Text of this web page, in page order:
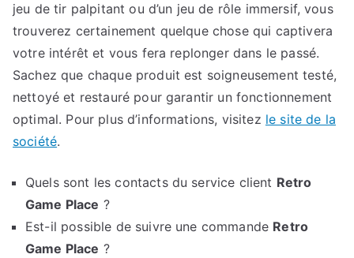
jeu de tir palpitant ou d’un jeu de rôle immersif, vous
trouverez certainement quelque chose qui captivera
votre intérêt et vous fera replonger dans le passé.
Sachez que chaque produit est soigneusement testé,
nettoyé et restauré pour garantir un fonctionnement
optimal. Pour plus d’informations, visitez le site de la
société.
Quels sont les contacts du service client Retro
Game Place ?
Est-il possible de suivre une commande Retro
Game Place ?